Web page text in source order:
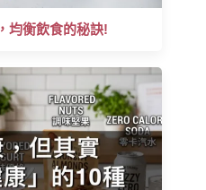
均衡飲食的秘訣!